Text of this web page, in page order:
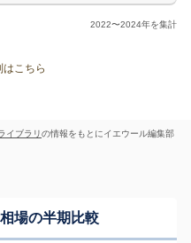
2022〜2024年を集計
こちら
イブラリの情報をもとにイエウール編集部
場の半期比較